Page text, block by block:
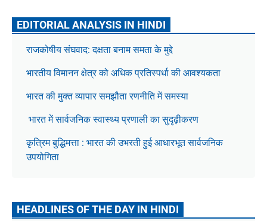
EDITORIAL ANALYSIS IN HINDI
राजकोषीय संघवाद: दक्षता बनाम समता के मुद्दे
भारतीय विमानन क्षेत्र को अधिक प्रतिस्पर्धा की आवश्यकता
भारत की मुक्त व्यापार समझौता रणनीति में समस्या
भारत में सार्वजनिक स्वास्थ्य प्रणाली का सुदृढ़ीकरण
कृत्रिम बुद्धिमत्ता : भारत की उभरती हुई आधारभूत सार्वजनिक
उपयोगिता
HEADLINES OF THE DAY IN HINDI